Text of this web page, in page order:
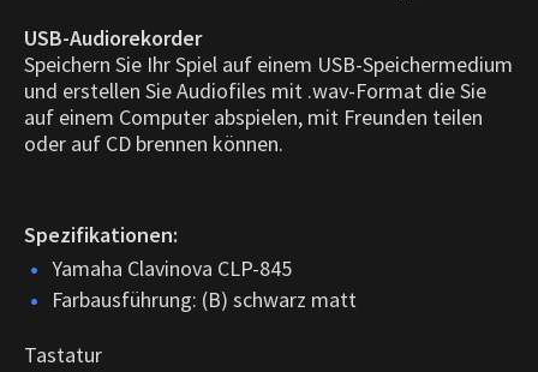
USB-Audiorekorder
Speichern Sie Ihr Spiel auf einem USB-Speichermedium
und erstellen Sie Audiofiles mit .wav-Format die Sie
auf einem Computer abspielen, mit Freunden teilen
oder auf CD brennen können.
Spezifikationen:
Yamaha Clavinova CLP-845
Farbausführung: (B) schwarz matt
Tastatur